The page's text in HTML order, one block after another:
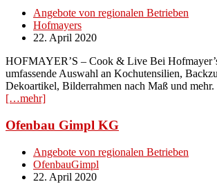
Angebote von regionalen Betrieben
Hofmayers
22. April 2020
HOFMAYER’S – Cook & Live Bei
umfassende Auswahl an Kochutensilien,
Dekoartikel, Bilderrahmen nach Maß und mehr.
[…mehr]
Ofenbau Gimpl KG
Angebote von regionalen Betrieben
OfenbauGimpl
22. April 2020